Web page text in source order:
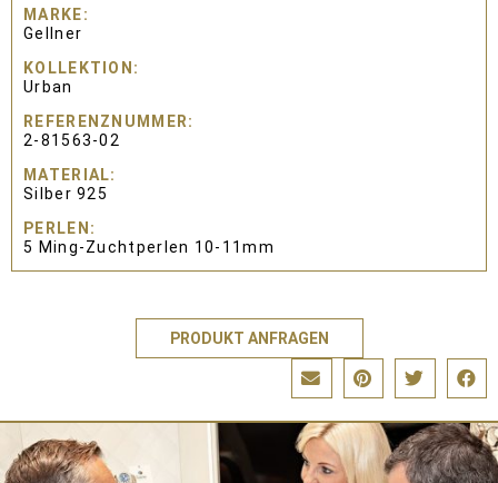
MARKE
Gellner
KOLLEKTION
Urban
REFERENZNUMMER
2-81563-02
MATERIAL
Silber 925
PERLEN
5 Ming-Zuchtperlen 10-11mm
PRODUKT ANFRAGEN